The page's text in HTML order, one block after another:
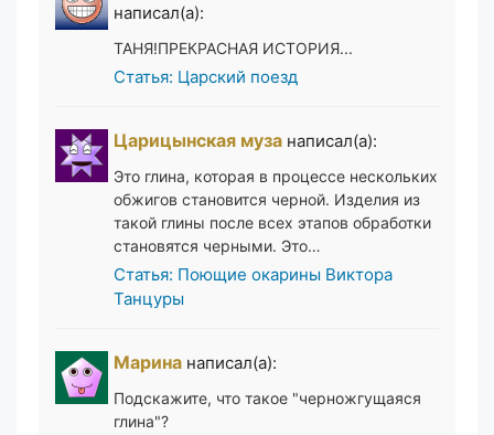
написал(а):
ТАНЯ!ПРЕКРАСНАЯ ИСТОРИЯ...
Статья: Царский поезд
Царицынская муза написал(а):
Это глина, которая в процессе нескольких
обжигов становится черной. Изделия из
такой глины после всех этапов обработки
становятся черными. Это…
Статья: Поющие окарины Виктора
Танцуры
Марина написал(а):
Подскажите, что такое "черножгущаяся
глина"?